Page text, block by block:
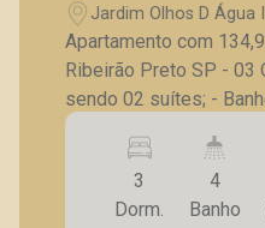
Jardim Olhos D Água
Apartamento com
Ribeirão Preto SP - 03 Quartos com armários ,
sendo 02 suítes; - Banheiro social e lavabo; -
Sala ampliada 03 ambientes; - varanda
- Espaço gourmet integrado a
planejada; - lavanderia; - 02 vagas de garagem
cobertas. A Piramid tem como objetivo atender
3
Dorm.
4
Banho